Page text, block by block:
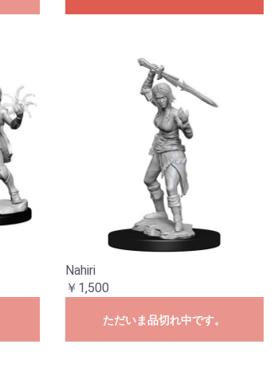
Nahiri
￥1,500
ただいま品切れ中です。